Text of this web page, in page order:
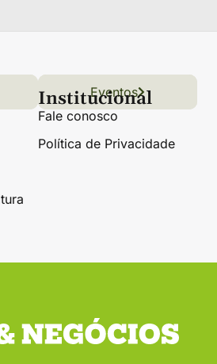
Grãos
Hortifrúti
Eventos
Institucional
Fale conosco
Política de Privacidade